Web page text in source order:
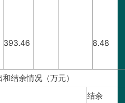
393.46 8.48
结余情况（万元）
结余